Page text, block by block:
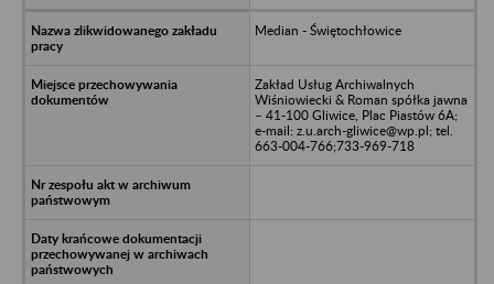
Median - Świętochłowice
Zakład Usług Archiwalnych
Wiśniowiecki & Roman spółka jawna
– 41-100 Gliwice, Plac Piastów 6A;
e-mail: z.u.arch-gliwice@wp.pl; tel.
663-004-766;733-969-718